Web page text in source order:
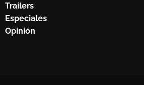
Trailers
Especiales
Opinión